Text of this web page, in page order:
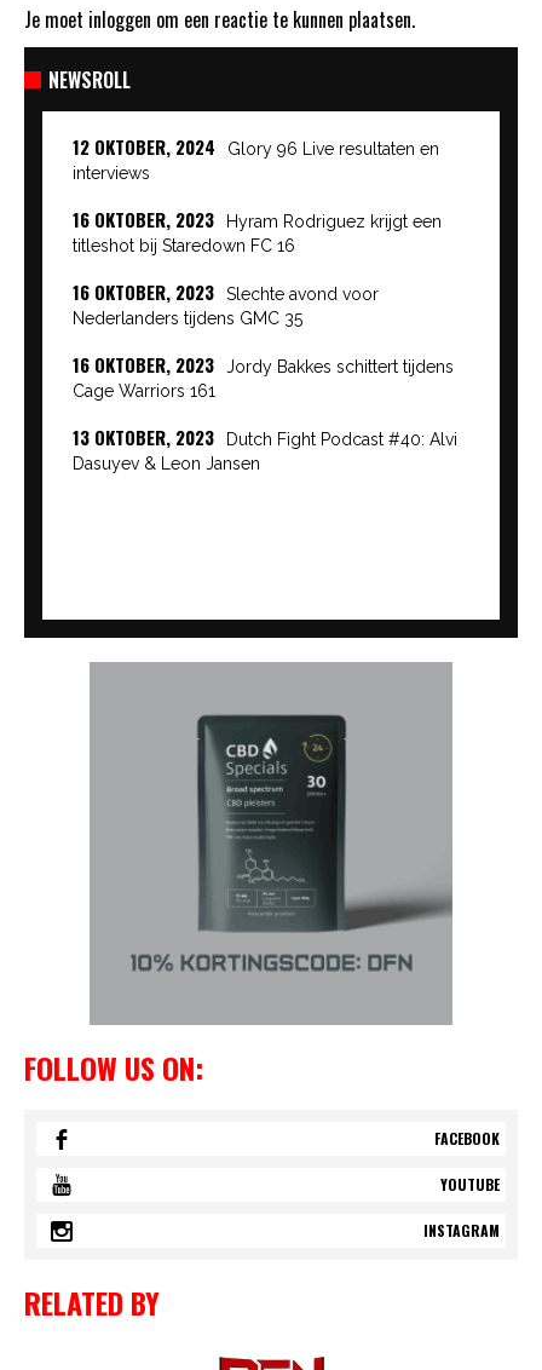
Je moet inloggen om een reactie te kunnen plaatsen.
NEWSROLL
12 OKTOBER, 2024
Glory 96 Live resultaten en
interviews
16 OKTOBER, 2023
Hyram Rodriguez krijgt een
titleshot bij Staredown FC 16
16 OKTOBER, 2023
Slechte avond voor
Nederlanders tijdens GMC 35
16 OKTOBER, 2023
Jordy Bakkes schittert tijdens
Cage Warriors 161
13 OKTOBER, 2023
Dutch Fight Podcast #40: Alvi
Dasuyev & Leon Jansen
FOLLOW US ON:
FACEBOOK
YOUTUBE
INSTAGRAM
RELATED BY